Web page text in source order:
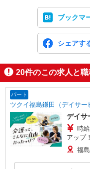
ブックマ
シェアす
20件のこの求人と
パート
ツクイ福島鎌田（デイサー
デイサ
時給
アップ
福